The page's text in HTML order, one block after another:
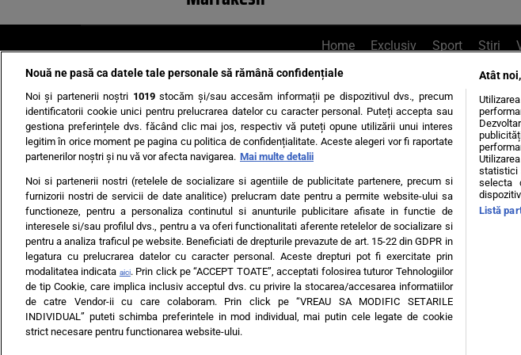
Home Exclusiv Sport Știri
AI UN PONT? Scrie-ne pe Whatsapp, sună
Știri interne
Ultimele stiri Diete Insula Iubirii
Echipa editorială Termeni si condiții Politica de
Nouă ne pasă ca datele tale personale să rămână confidențiale
Noi și partenerii noștri 1019stocăm și/sau accesăm informații pe dispozitivul dvs., precum
identificatorii cookie unici pentru prelucrarea datelor cu caracter personal. Puteți accepta sau
gestiona preferințele dvs. făcând clic mai jos, respectiv vă puteți opune utilizării unui interes
legitim în orice moment pe pagina cu politica de confidențialitate. Aceste alegeri vor fi raportate
partenerilor noștri și nu vă vor afecta navigarea. Mai multe detalii
Noi si partenerii nostri (retelele de socializare si agentiile de publicitate partenere, precum si
furnizorii nostri de servicii de date analitice) prelucram date pentru a permite website-ului sa
functioneze, pentru a personaliza continutul si anunturile publicitare afisate in functie de
interesele si/sau profilul dvs., pentru a va oferi functionalitati aferente retelelor de socializare si
pentru a analiza traficul pe website. Beneficiati de drepturile prevazute de art. 15-22 din GDPR in
legatura cu prelucrarea datelor cu caracter personal. Aceste drepturi pot fi exercitate prin
modalitatea indicata aici. Prin click pe “ACCEPT TOATE”, acceptati folosirea tuturor Tehnologiilor
de tip Cookie, care implica inclusiv acceptul dvs. cu privire la stocarea/accesarea informatiilor
de catre Vendor-ii cu care colaboram. Prin click pe “VREAU SA MODIFIC SETARILE
INDIVIDUAL” puteti schimba preferintele in mod individual, mai putin cele legate de cookie
strict necesare pentru functionarea website-ului.
Atât
statistici
selecta
Listă